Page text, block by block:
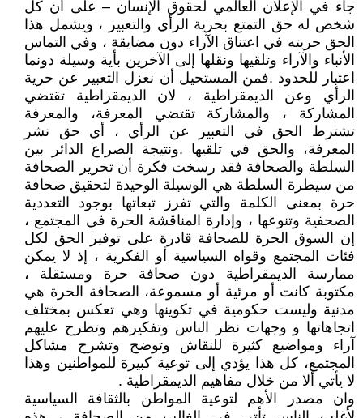
جاء في الإعلان العالمي لحقوق الإنسان – على أن كل
شخص له حق التمتع بحرية الرأي والتعبير ، ويشمل هذا
الحق حريته في اعتناق الآراء دون مضايقة ، وفي التماس
الأنباء والآراء وتلقيها ونقلها إلى الآخرين بأية وسيلة دونما
اعتبار للحدود .فمن المستحيل أن نعزل التعبير عن حرية
الرأي وعن الديمقراطية ، لان الديمقراطية تقتضي
المشاركة ، والمشاركة تقتضي المعرفة، والمعرفة
تشترط الحق في التعبير عن الرأي ، أي حق نشر
المعرفة، والحق في تلقيها .ونتيجة الصراع الدائر بين
السلطة والصحافة فقد رسخت فكرة أن تحرير الصحافة
من سيطرة السلطة هي الوسيلة الوحيدة لتحقيق صحافة
حرة بمعنى الكلمة والتي تفرز تبعاتها بوجود التعددية
الصحفية وتنوعها ، وإدارة المناقشة الحرة في المجتمع ،
إن السوق الحرة للصحافة قادرة على توفير الحق لكل
فئات المجتمع وقواه السياسية أو الفكرية ، إذ لا يمكن
ممارسة الديمقراطية دون صحافة حرة ومستقلة ،
مكتوبة كانت أو مرئية أو مسموعة، الصحافة الحرة هي
مدنية وليست حكومية في تكوينها وهي تعكس بمختلف
اتجاهاتها و وجهات نظر الناس وتفكيرهم وتطرح عليهم
آراء ومواضيع كثيرة للنقاش وتوضح وتشرح مشاكل
المجتمع، كل هذا يؤدي إلى توعية كبيرة للمواطنين وهذا
لا يأتي ألا من خلال مفاهيم الديمقراطية .
وان مصدر الأهم لتوعية المواطن بالثقافة السياسية